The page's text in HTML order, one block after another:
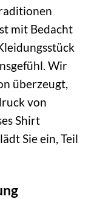
mit Bedacht
Wir
überzeugt,
von
Shirt
Sie ein, Teil